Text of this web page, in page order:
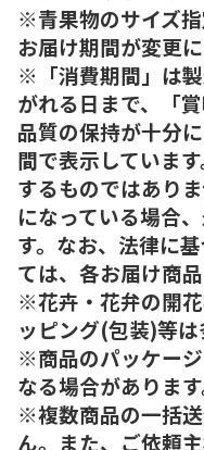
※青果物のサイズ
お届け期間が変更
※「消費期間」は
がれる日まで、「
品質の保持が十分
間で表示していま
するものではあり
になっている場合
す。なお、法律に
ては、各お届け商
※花卉・花弁の開
ッピング(包装)等は
※商品のパッケー
なる場合があります
※複数商品の一括
ん。また、ご依頼